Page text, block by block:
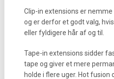
Clip-in extensions er
og er derfor et godt valg,
eller fyldigere hår af og til.
Tape-in extensions sidder
tape og giver et mere
holde i flere uger. Hot fusion